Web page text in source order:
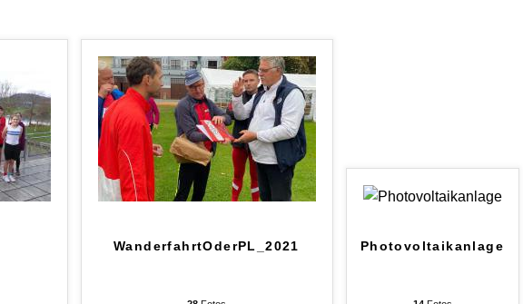
WanderfahrtOderPL_2021 Photovoltaikanlage